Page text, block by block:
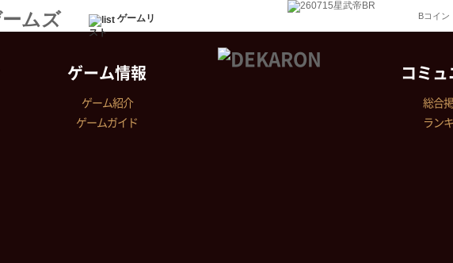
ゲームリ
スト
Bコイン
ゲーム情報
ゲーム紹介
ゲームガイド
コミュ
総合
ラン